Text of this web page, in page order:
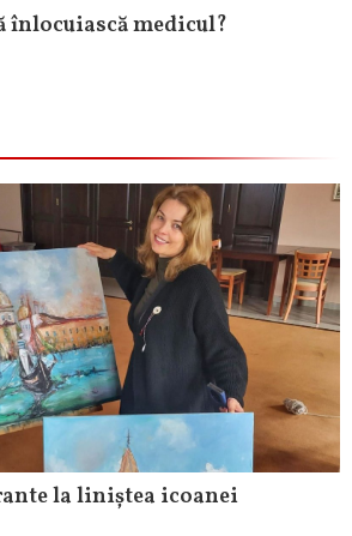
înlocuiască medicul?
la liniștea icoanei